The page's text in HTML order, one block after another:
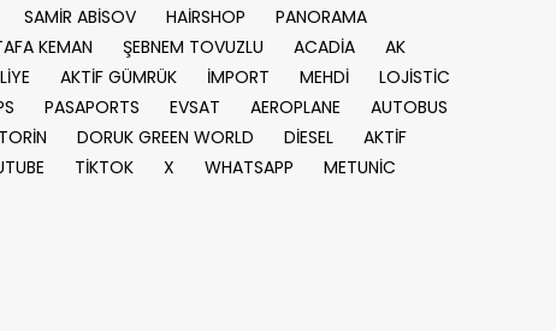
SAMİR ABİSOV HAİRSHOP
PANORAMA
KEMAN ŞEBNEM TOVUZLU ACADİA
AK
AKTİF GÜMRÜK İMPORT MEHDİ
LOJİSTİC
PASAPORTS EVSAT AEROPLANE
AUTOBUS
DORUK GREEN WORLD DİESEL
AKTİF
TİKTOK X WHATSAPP
METUNİC